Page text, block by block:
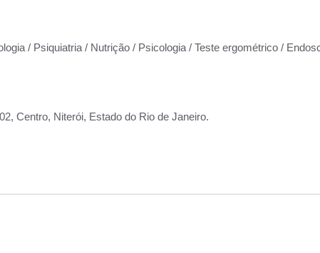
/ Psiquiatria / Nutrição / Psicologia / Teste ergométrico /
Centro, Niterói, Estado do Rio de Janeiro.